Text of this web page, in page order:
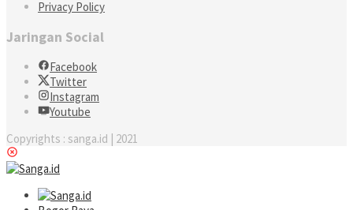
Privacy Policy
Jaringan Social
Facebook
Twitter
Instagram
Youtube
Copyrights : sanga.id | 2021